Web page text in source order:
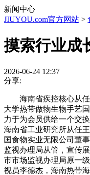
新闻中心
JIUYOU.com官方网站 >
摸索行业成
2026-06-24 12:37
分享:
海南省疾控核心从任
大学热带做物生物手艺
力于为会员供给一个交
海南省工业研究所从任
国食物实业无限公司董
监视办理局从管，宣传
市市场监视办理局原一
视员李德杰，海南热带